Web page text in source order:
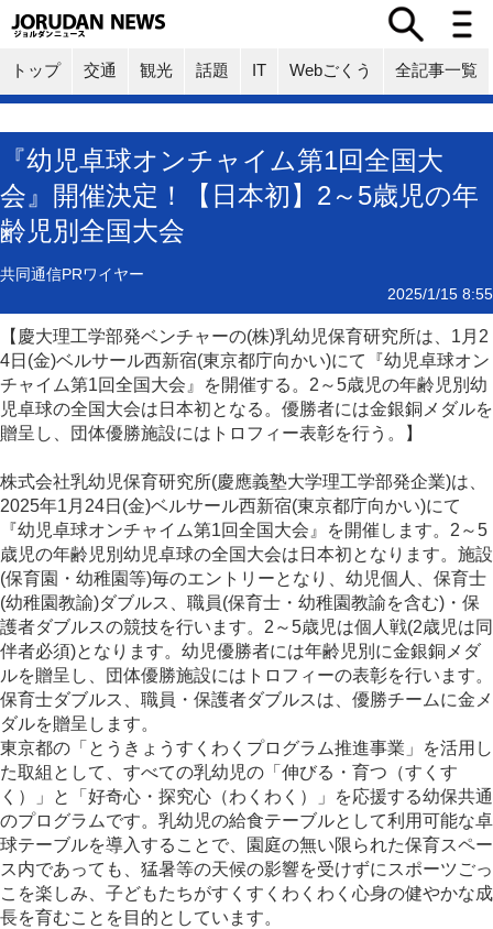
トップ 交通 観光 話題 IT Webごくう 全記事一覧
『幼児卓球オンチャイム第1回全国大
会』開催決定！【日本初】2～5歳児の年
齢児別全国大会
共同通信PRワイヤー
2025/1/15 8:55
【慶大理工学部発ベンチャーの(株)乳幼児保育研究所は、1月2
4日(金)ベルサール西新宿(東京都庁向かい)にて『幼児卓球オン
チャイム第1回全国大会』を開催する。2～5歳児の年齢児別幼
児卓球の全国大会は日本初となる。優勝者には金銀銅メダルを
贈呈し、団体優勝施設にはトロフィー表彰を行う。】
株式会社乳幼児保育研究所(慶應義塾大学理工学部発企業)は、
2025年1月24日(金)ベルサール西新宿(東京都庁向かい)にて
『幼児卓球オンチャイム第1回全国大会』を開催します。2～5
歳児の年齢児別幼児卓球の全国大会は日本初となります。施設
(保育園・幼稚園等)毎のエントリーとなり、幼児個人、保育士
(幼稚園教諭)ダブルス、職員(保育士・幼稚園教諭を含む)・保
護者ダブルスの競技を行います。2～5歳児は個人戦(2歳児は同
伴者必須)となります。幼児優勝者には年齢児別に金銀銅メダ
ルを贈呈し、団体優勝施設にはトロフィーの表彰を行います。
保育士ダブルス、職員・保護者ダブルスは、優勝チームに金メ
ダルを贈呈します。
東京都の「とうきょうすくわくプログラム推進事業」を活用し
た取組として、すべての乳幼児の「伸びる・育つ（すくす
く）」と「好奇心・探究心（わくわく）」を応援する幼保共通
のプログラムです。乳幼児の給食テーブルとして利用可能な卓
球テーブルを導入することで、園庭の無い限られた保育スペー
ス内であっても、猛暑等の天候の影響を受けずにスポーツごっ
こを楽しみ、子どもたちがすくすくわくわく心身の健やかな成
長を育むことを目的としています。